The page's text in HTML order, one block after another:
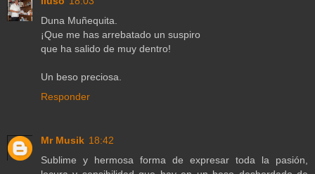
Duna Muñequita.
¡Que me has arrebatado un suspiro
que ha salido de muy dentro!
Un beso preciosa.
Responder
Mr Musik 18:42
Sublime y hermosa forma de expresar toda la pasión,